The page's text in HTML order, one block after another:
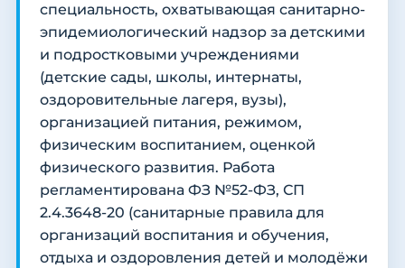
специальность, охватывающая санитарно-
эпидемиологический надзор за детскими
и подростковыми учреждениями
(детские сады, школы, интернаты,
оздоровительные лагеря, вузы),
организацией питания, режимом,
физическим воспитанием, оценкой
физического развития. Работа
регламентирована ФЗ №52-ФЗ, СП
2.4.3648-20 (санитарные правила для
организаций воспитания и обучения,
отдыха и оздоровления детей и молодёжи